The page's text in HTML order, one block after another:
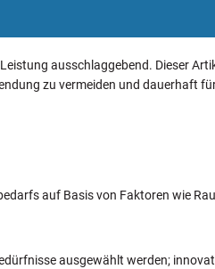
ausschlaggebend. Dieser
zu vermeiden und dauerhaft
auf Basis von Faktoren wie
ausgewählt werden;